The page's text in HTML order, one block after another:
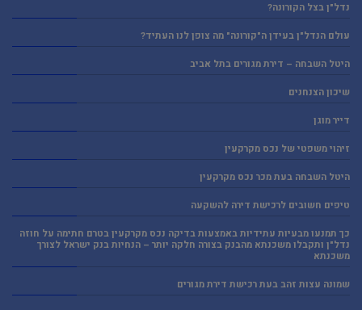
נדל"ן בצל הקורונה?
עולם הנדל"ן בעידן ה"קורונה" מה צופן לנו העתיד?
היטל השבחה – דירת מגורים בתל אביב
שיכון הצנחנים
דייר מוגן
זיהוי משפטי של נכס מקרקעין
היטל השבחה בעת מכר נכס מקרקעין
טיפים חשובים לרכישת דירה להשקעה
כך תמנעו מבעיות עתידיות באמצעות בדיקה נכס מקרקעין בטרם חתימה על חוזה
נדל"ן ותקבלו משכנתא מהבנק בצורה חלקה יותר – הנחיות בנק ישראל לצורך
משכנתא
שמונה עצות זהב בעת רכישת דירת מגורים